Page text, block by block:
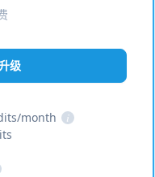
级
month
i